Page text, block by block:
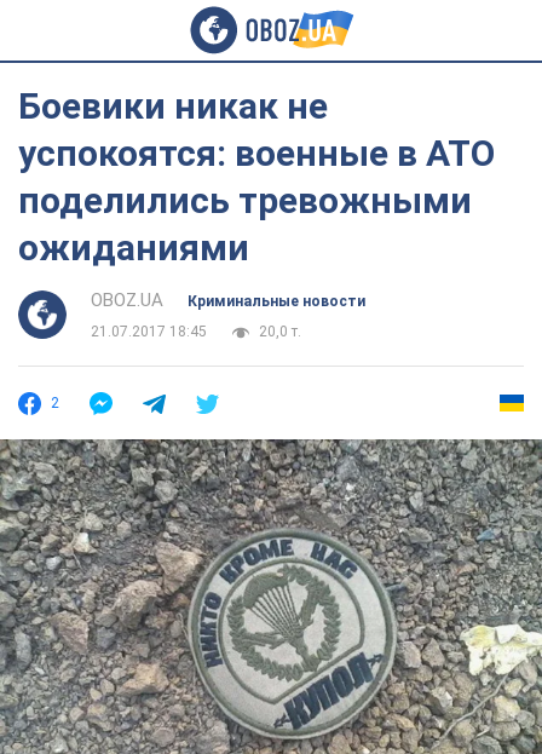
Боевики никак не
успокоятся: военные в АТО
поделились тревожными
ожиданиями
OBOZ.UA
Криминальные новости
21.07.2017 18:45
20,0 т.
2